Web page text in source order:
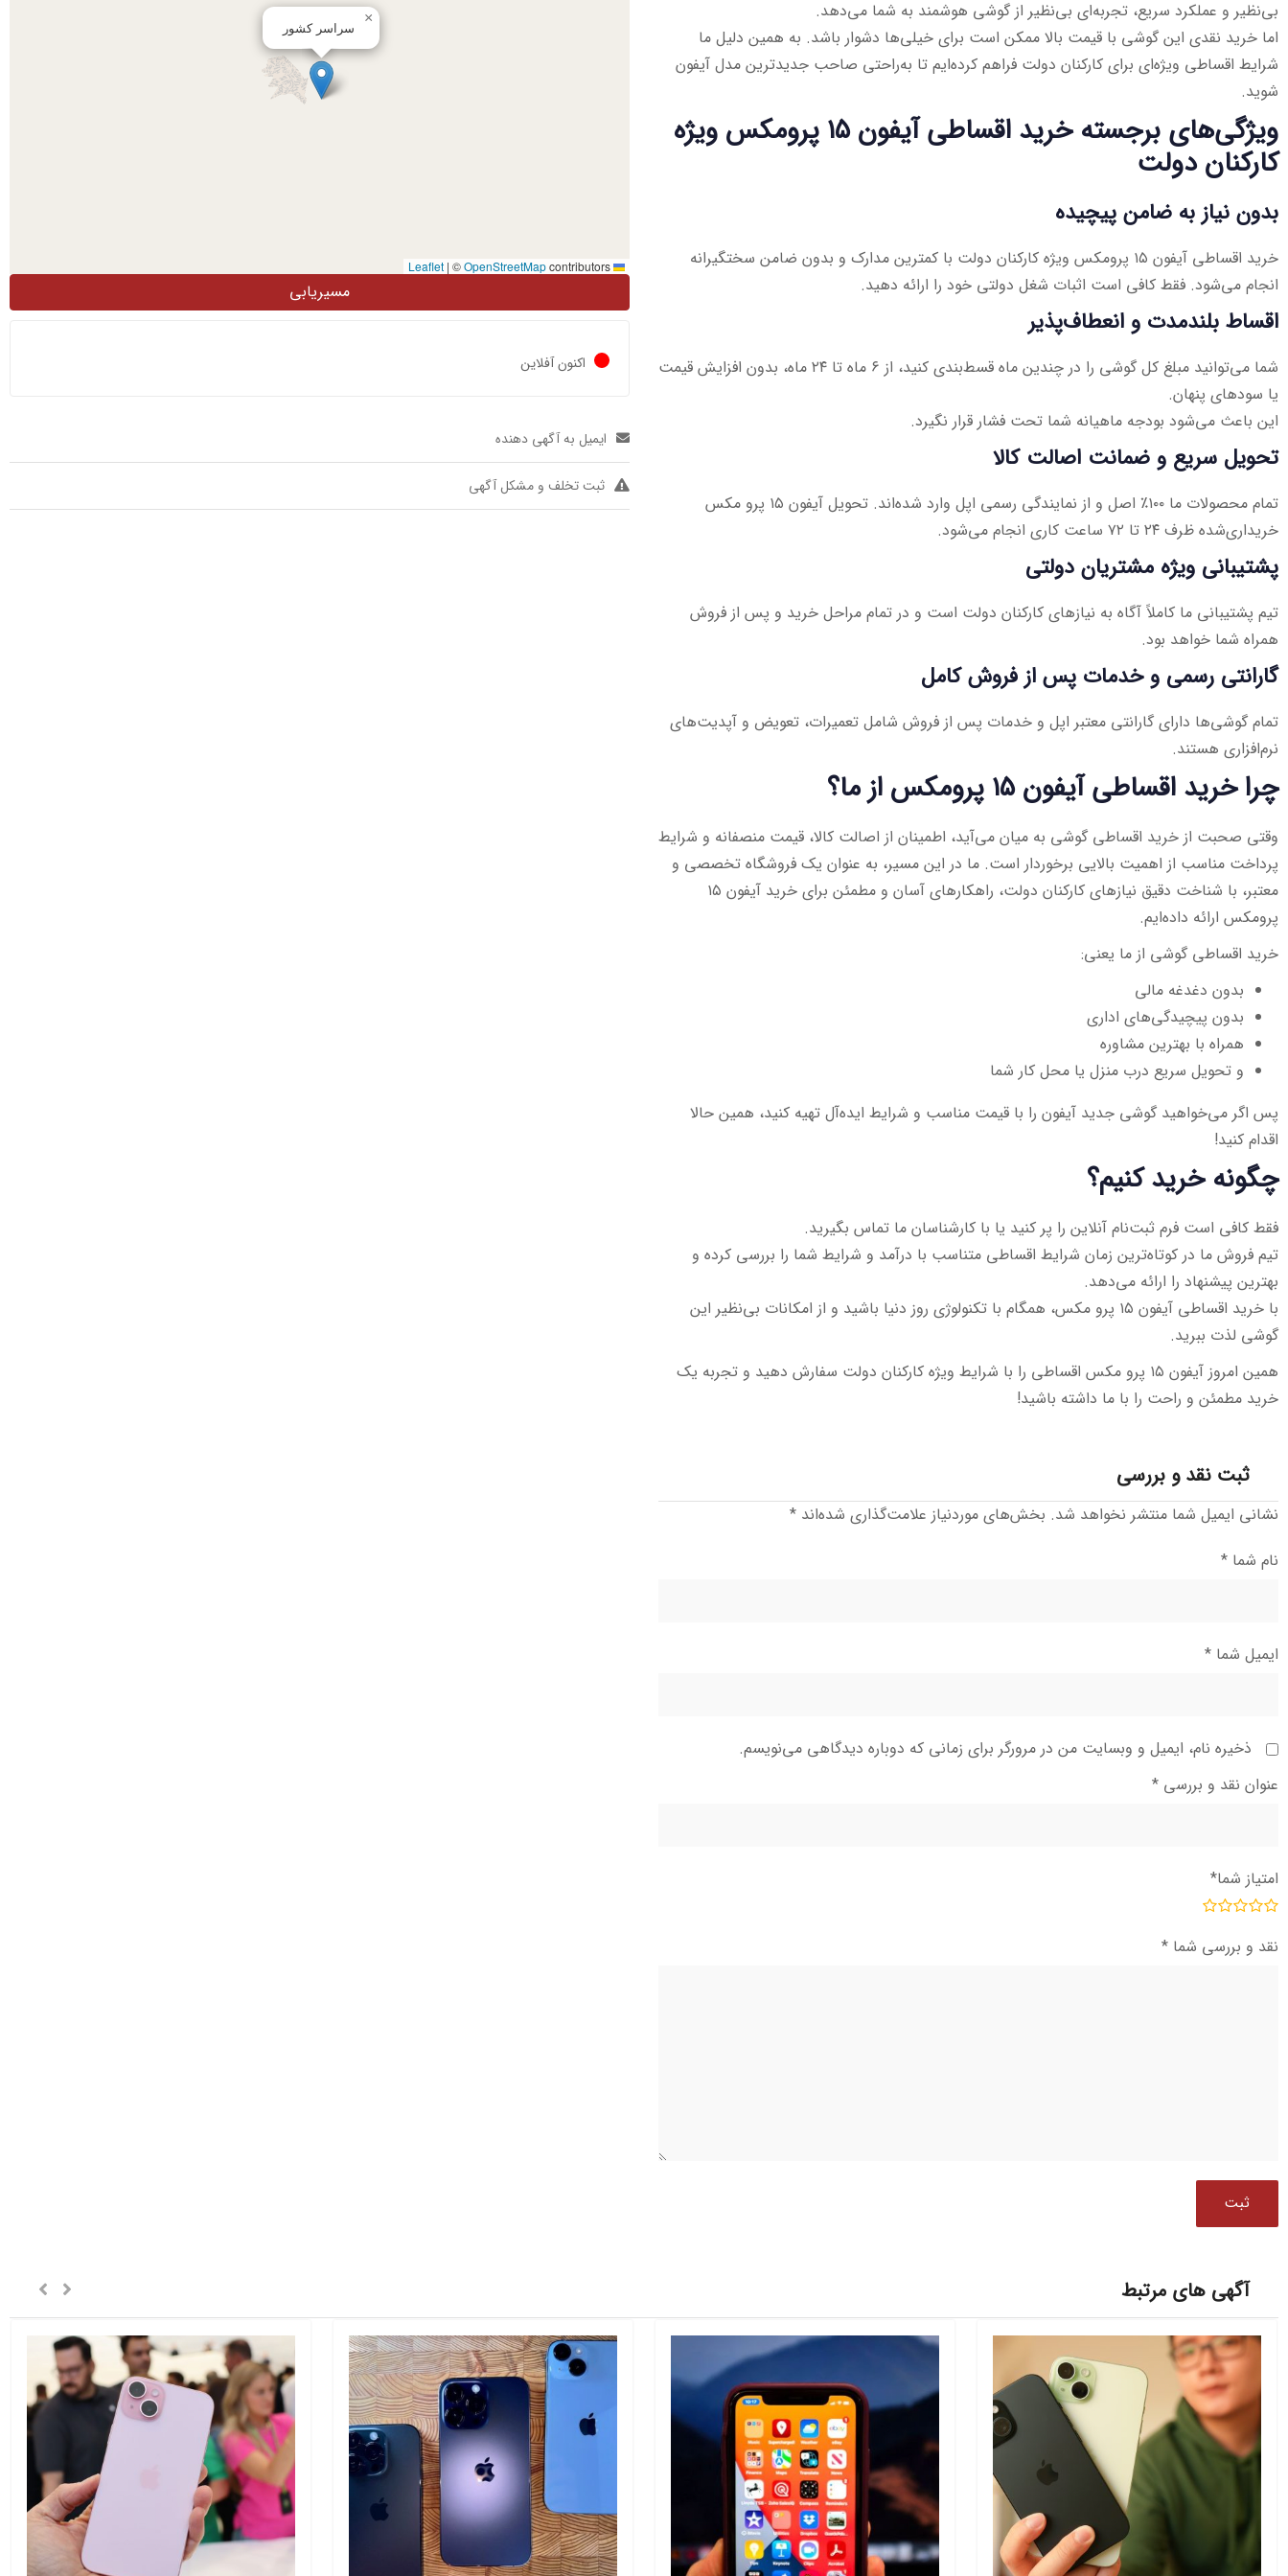
بی‌نظیر و عملکرد سریع، تجربه‌ای بی‌نظیر از گوشی هوشمند به شما می‌دهد.
اما خرید نقدی این گوشی با قیمت بالا ممکن است برای خیلی‌ها دشوار باشد. به همین دلیل ما
شرایط اقساطی ویژه‌ای برای کارکنان دولت فراهم کرده‌ایم تا به‌راحتی صاحب جدیدترین مدل آیفون
شوید.
ویژگی‌های برجسته خرید اقساطی آیفون ۱۵ پرومکس ویژه
کارکنان دولت
بدون نیاز به ضامن پیچیده
خرید اقساطی آیفون ۱۵ پرومکس ویژه کارکنان دولت با کمترین مدارک و بدون ضامن سختگیرانه
انجام می‌شود. فقط کافی است اثبات شغل دولتی خود را ارائه دهید.
اقساط بلندمدت و انعطاف‌پذیر
شما می‌توانید مبلغ کل گوشی را در چندین ماه قسط‌بندی کنید، از ۶ ماه تا ۲۴ ماه، بدون افزایش قیمت
یا سودهای پنهان.
این باعث می‌شود بودجه ماهیانه شما تحت فشار قرار نگیرد.
تحویل سریع و ضمانت اصالت کالا
تمام محصولات ما ۱۰۰٪ اصل و از نمایندگی رسمی اپل وارد شده‌اند. تحویل آیفون ۱۵ پرو مکس
خریداری‌شده ظرف ۲۴ تا ۷۲ ساعت کاری انجام می‌شود.
پشتیبانی ویژه مشتریان دولتی
تیم پشتیبانی ما کاملاً آگاه به نیازهای کارکنان دولت است و در تمام مراحل خرید و پس از فروش
همراه شما خواهد بود.
گارانتی رسمی و خدمات پس از فروش کامل
تمام گوشی‌ها دارای گارانتی معتبر اپل و خدمات پس از فروش شامل تعمیرات، تعویض و آپدیت‌های
نرم‌افزاری هستند.
چرا خرید اقساطی آیفون ۱۵ پرومکس از ما؟
وقتی صحبت از خرید اقساطی گوشی به میان می‌آید، اطمینان از اصالت کالا، قیمت منصفانه و شرایط
پرداخت مناسب از اهمیت بالایی برخوردار است. ما در این مسیر، به عنوان یک فروشگاه تخصصی و
معتبر، با شناخت دقیق نیازهای کارکنان دولت، راهکارهای آسان و مطمئن برای خرید آیفون ۱۵
پرومکس ارائه داده‌ایم.
خرید اقساطی گوشی از ما یعنی:
بدون دغدغه مالی
بدون پیچیدگی‌های اداری
همراه با بهترین مشاوره
و تحویل سریع درب منزل یا محل کار شما
پس اگر می‌خواهید گوشی جدید آیفون را با قیمت مناسب و شرایط ایده‌آل تهیه کنید، همین حالا
اقدام کنید!
چگونه خرید کنیم؟
فقط کافی است فرم ثبت‌نام آنلاین را پر کنید یا با کارشناسان ما تماس بگیرید.
تیم فروش ما در کوتاه‌ترین زمان شرایط اقساطی متناسب با درآمد و شرایط شما را بررسی کرده و
بهترین پیشنهاد را ارائه می‌دهد.
با خرید اقساطی آیفون ۱۵ پرو مکس، همگام با تکنولوژی روز دنیا باشید و از امکانات بی‌نظیر این
گوشی لذت ببرید.
همین امروز آیفون ۱۵ پرو مکس اقساطی را با شرایط ویژه کارکنان دولت سفارش دهید و تجربه یک
خرید مطمئن و راحت را با ما داشته باشید!
ثبت نقد و بررسی
نشانی ایمیل شما منتشر نخواهد شد. بخش‌های موردنیاز علامت‌گذاری شده‌اند *
نام شما *
ایمیل شما *
ذخیره نام، ایمیل و وبسایت من در مرورگر برای زمانی که دوباره دیدگاهی می‌نویسم.
عنوان نقد و بررسی *
امتیاز شما*
نقد و بررسی شما *
سراسر کشور
×
| ©OpenStreetMapcontributors
مسیریابی
اکنون آفلاین
ایمیل به آگهی دهنده
ثبت تخلف و مشکل آگهی
آگهی های مرتبط